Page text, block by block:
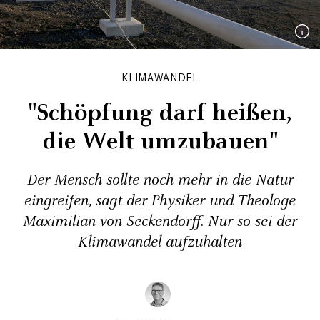
KLIMAWANDEL
"Schöpfung darf heißen,
die Welt umzubauen"
Der Mensch sollte noch mehr in die Natur
eingreifen, sagt der Physiker und Theologe
Maximilian von Seckendorff. Nur so sei der
Klimawandel aufzuhalten